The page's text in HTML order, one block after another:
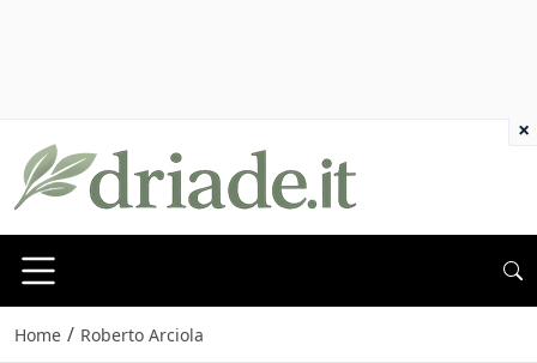
Home / Roberto Arciola
×